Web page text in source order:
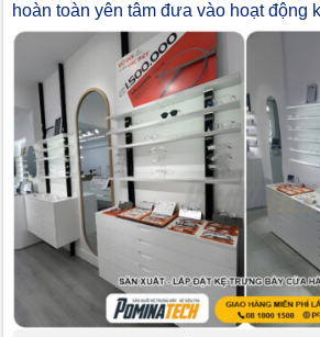
hoàn toàn yên tâm đưa vào hoạt động